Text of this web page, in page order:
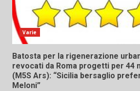
Varie
Batosta per la rigenerazione
revocati da Roma progetti per 44
(M5S Ars): “Sicilia bersaglio
Meloni”